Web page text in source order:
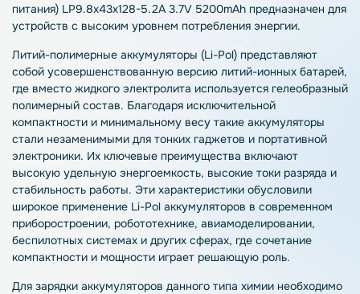
питания) LP9.8x43x128-5.2A 3.7V 5200mAh предназначен для
устройств с высоким уровнем потребления энергии.
Литий-полимерные аккумуляторы (Li-Pol) представляют
собой усовершенствованную версию литий-ионных батарей,
где вместо жидкого электролита используется гелеобразный
полимерный состав. Благодаря исключительной
компактности и минимальному весу такие аккумуляторы
стали незаменимыми для тонких гаджетов и портативной
электроники. Их ключевые преимущества включают
высокую удельную энергоемкость, высокие токи разряда и
стабильность работы. Эти характеристики обусловили
широкое применение Li-Pol аккумуляторов в современном
приборостроении, робототехнике, авиамоделировании,
беспилотных системах и других сферах, где сочетание
компактности и мощности играет решающую роль.
Для зарядки аккумуляторов данного типа химии необходимо